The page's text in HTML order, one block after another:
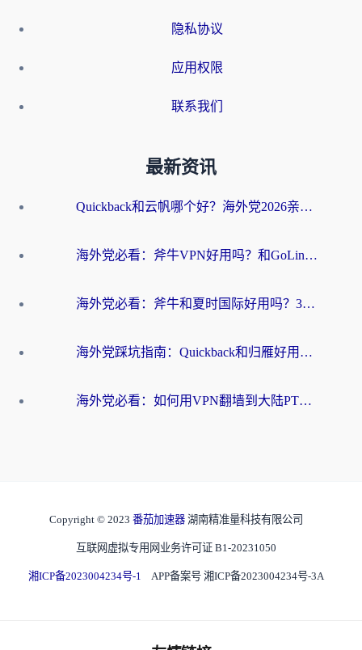
隐私协议
应用权限
联系我们
最新资讯
Quickback和云帆哪个好？海外党2026亲测指南：选对加速器大陆工具，无缝刷国内剧玩国服
海外党必看：斧牛VPN好用吗？和GoLinkVPN对比哪个回国效果更好？
海外党必看：斧牛和夏时国际好用吗？3步选对回国加速器，无缝刷国内资源
海外党踩坑指南：Quickback和归雁好用吗？选对加速器才能无缝刷国内资源
海外党必看：如何用VPN翻墙到大陆PTT？一篇解决你所有回国加速痛点
Copyright © 2023 番茄加速器 湖南精准量科技有限公司
互联网虚拟专用网业务许可证 B1-20231050
湘ICP备2023004234号-1 APP备案号 湘ICP备2023004234号-3A